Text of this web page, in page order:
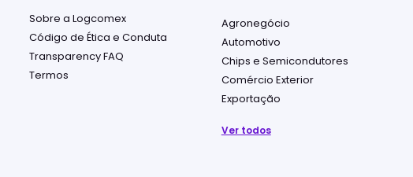
Sobre a Logcomex
Código de Ética e Conduta
Transparency FAQ
Termos
Agronegócio
Automotivo
Chips e Semicondutores
Comércio Exterior
Exportação
Ver todos